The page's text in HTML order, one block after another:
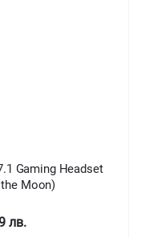
Gaming Headset -
лв.